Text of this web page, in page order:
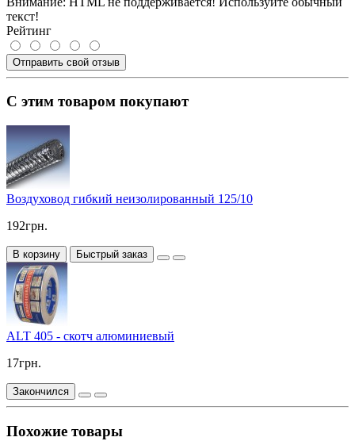
текст!
Рейтинг
Отправить свой отзыв
С этим товаром покупают
Воздуховод гибкий неизолированный 125/10
192грн.
В корзину Быстрый заказ
ALT 405 - скотч алюминиевый
17грн.
Закончился
Похожие товары